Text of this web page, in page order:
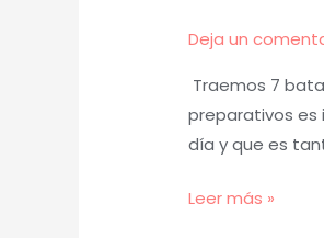
Deja un
Traemos 7
preparativos es
día y que es
Leer más »